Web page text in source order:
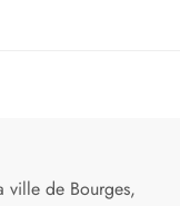
ville de Bourges,